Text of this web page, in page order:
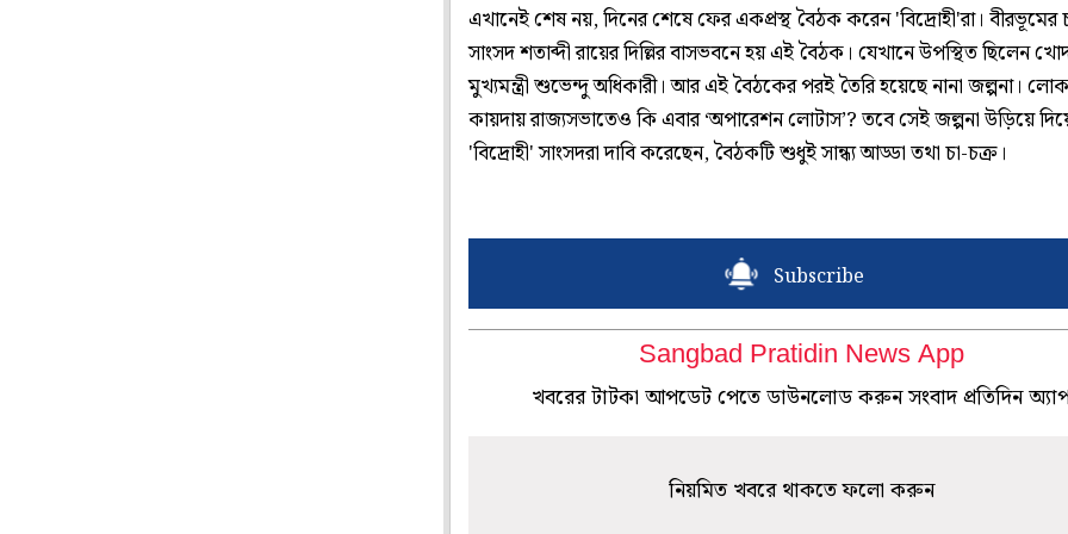
এখানেই শেষ নয়, দিনের শেষে ফের একপ্রস্থ বৈঠক করেন 'বিদ্রোহী'রা। বীরভূমের
সাংসদ শতাব্দী রায়ের দিল্লির বাসভবনে হয় এই বৈঠক। যেখানে উপস্থিত ছিলেন
মুখ্যমন্ত্রী শুভেন্দু অধিকারী। আর এই বৈঠকের পরই তৈরি হয়েছে নানা জল্পনা।
কায়দায় রাজ্যসভাতেও কি এবার ‘অপারেশন লোটাস’? তবে সেই জল্পনা উড়িয়ে
'বিদ্রোহী' সাংসদরা দাবি করেছেন, বৈঠকটি শুধুই সান্ধ্য আড্ডা তথা চা-চক্র।
Subscribe
Sangbad Pratidin News App
খবরের টাটকা আপডেট পেতে ডাউনলোড করুন সংবাদ প্রতিদিন
নিয়মিত খবরে থাকতে ফলো করুন